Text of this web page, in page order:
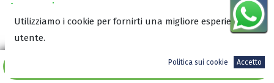
Aggiungi al carrello
A magazzino
COD: 2689
Utilizziamo i cookie per fornirti una migliore esperienza
utente.
Politica sui cookie Accetto